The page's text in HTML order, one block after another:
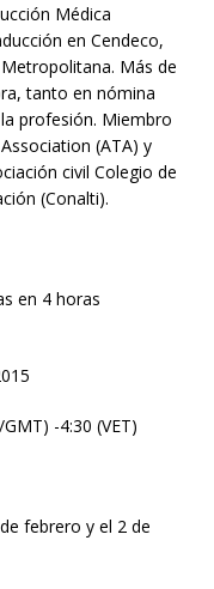
Médica
en Cendeco,
Más de
tanto en nómina
profesión. Miembro
(ATA) y
civil Colegio de
(Conalti).
en 4 horas
-4:30 (VET)
febrero y el 2 de